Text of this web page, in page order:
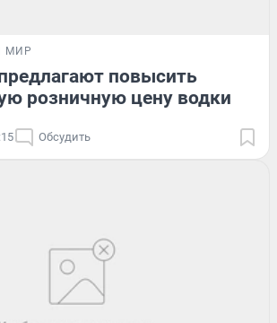
МИР
повысить
розничную цену водки
Обсудить